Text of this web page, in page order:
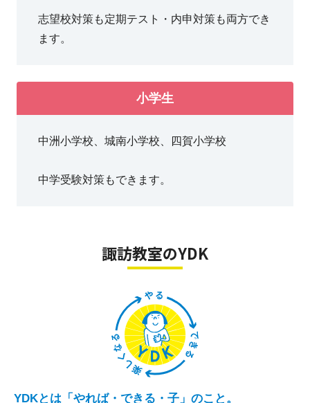
志望校対策も定期テスト・内申対策も両方でき
ます。
小学生
中洲小学校、城南小学校、四賀小学校
中学受験対策もできます。
諏訪教室のYDK
YDKとは「やれば・できる・子」のこと。